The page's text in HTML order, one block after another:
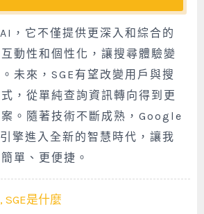
，它不僅提供更深入和綜合的
動性和個性化，讓搜尋體驗變
未來，SGE有望改變用戶與搜
，從單純查詢資訊轉向得到更
。隨著技術不斷成熟，Google
擎進入全新的智慧時代，讓我
單、更便捷。
, SGE是什麼